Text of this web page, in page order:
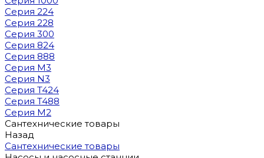
Серия 224
Серия 228
Серия 300
Серия 824
Серия 888
Серия M3
Серия N3
Серия T424
Серия T488
Серия М2
Сантехнические товары
Назад
Сантехнические товары